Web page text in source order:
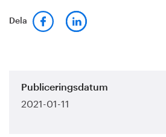
Dela
Publiceringsdatum
2021-01-11